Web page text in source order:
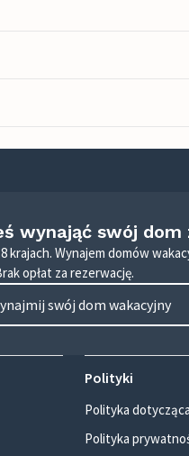
wynająć swój dom
krajach. Wynajem domów
opłat za rezerwację.
swój dom wakacyjny
Polityki
Polityka
Polityka